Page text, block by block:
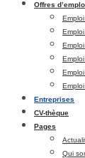
Offres
Entreprises
CV-thèque
Pages
Qui